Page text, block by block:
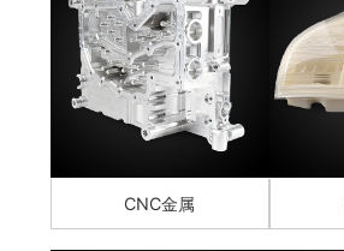
CNC金属